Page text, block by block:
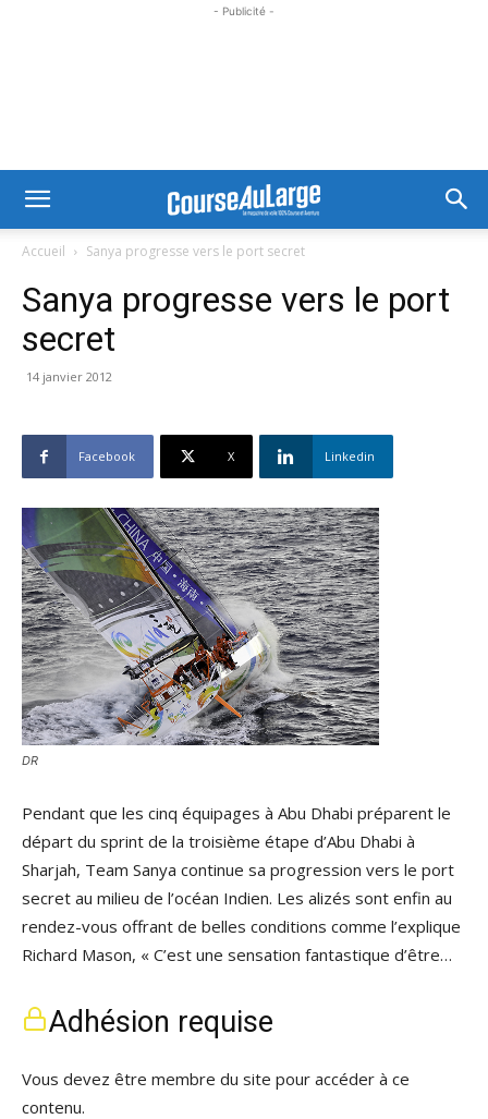
- Publicité -
Accueil Sanya progresse vers le port secret
Sanya progresse vers le port
secret
14 janvier 2012
Facebook X Linkedin
DR
Pendant que les cinq équipages à Abu Dhabi préparent le
départ du sprint de la troisième étape d’Abu Dhabi à
Sharjah, Team Sanya continue sa progression vers le port
secret au milieu de l’océan Indien. Les alizés sont enfin au
rendez-vous offrant de belles conditions comme l’explique
Richard Mason, « C’est une sensation fantastique d’être…
Adhésion requise
Vous devez être membre du site pour accéder à ce
contenu.